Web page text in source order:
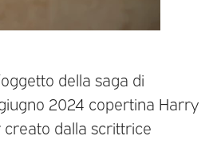
della saga di
2024 copertina Harry
creato dalla scrittrice